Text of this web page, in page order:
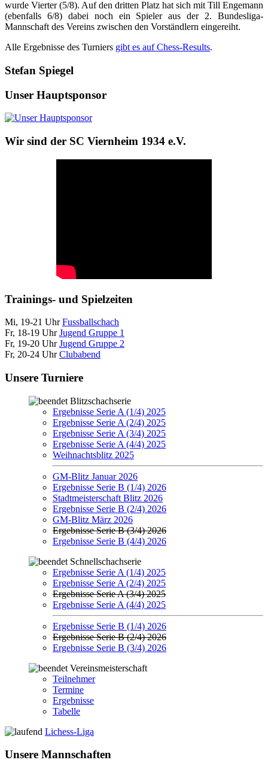
wurde Vierter (5/8). Auf den dritten Platz hat sich mit Till Engemann
(ebenfalls 6/8) dabei noch ein Spieler aus der 2. Bundesliga-
Mannschaft des Vereins zwischen den Vorständlern eingereiht.
Alle Ergebnisse des Turniers gibt es auf Chess-Results.
Stefan Spiegel
Unser Hauptsponsor
Wir sind der SC Viernheim 1934 e.V.
Trainings- und Spielzeiten
Mi, 19-21 UhrFussballschach
Fr, 18-19 UhrJugend Gruppe 1
Fr, 19-20 UhrJugend Gruppe 2
Fr, 20-24 UhrClubabend
Unsere Turniere
Blitzschachserie
Ergebnisse Serie A (1/4) 2025
Ergebnisse Serie A (2/4) 2025
Ergebnisse Serie A (3/4) 2025
Ergebnisse Serie A (4/4) 2025
Weihnachtsblitz 2025
GM-Blitz Januar 2026
Ergebnisse Serie B (1/4) 2026
Stadtmeisterschaft Blitz 2026
Ergebnisse Serie B (2/4) 2026
GM-Blitz März 2026
Ergebnisse Serie B (3/4) 2026
Ergebnisse Serie B (4/4) 2026
Schnellschachserie
Ergebnisse Serie A (1/4) 2025
Ergebnisse Serie A (2/4) 2025
Ergebnisse Serie A (3/4) 2025
Ergebnisse Serie A (4/4) 2025
Ergebnisse Serie B (1/4) 2026
Ergebnisse Serie B (2/4) 2026
Ergebnisse Serie B (3/4) 2026
Vereinsmeisterschaft
Teilnehmer
Termine
Ergebnisse
Tabelle
Lichess-Liga
Unsere Mannschaften